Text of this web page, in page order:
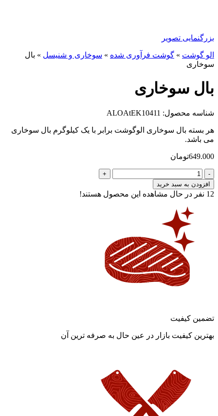
بزرگنمایی تصویر
الو گوشت » گوشت فرآوری شده » سوخاری و شنیسل » بال
سوخاری
بال سوخاری
شناسه محصول: ALOAtEK10411
هر بسته بال سوخاری الوگوشت برابر با یک کیلوگرم بال سوخاری
می باشد.
649.000تومان
بال
سوخاری
عدد
افزودن به سبد خرید
12 نفر در حال مشاهده این محصول هستند!
تضمین کیفیت
بهترین کیفیت بازار در عین حال به صرفه ترین آن